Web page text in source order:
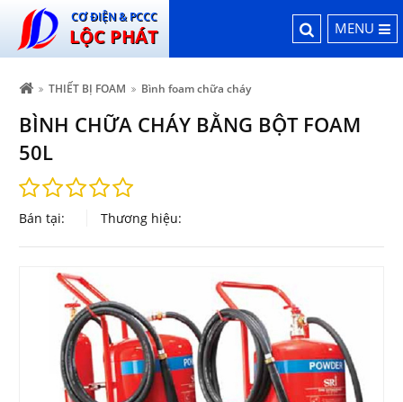
CƠ ĐIỆN & PCCC
LỘC PHÁT MENU
THIẾT BỊ FOAM Bình foam chữa cháy
BÌNH CHỮA CHÁY BẰNG BỘT FOAM
50L
Bán tại: Thương hiệu: